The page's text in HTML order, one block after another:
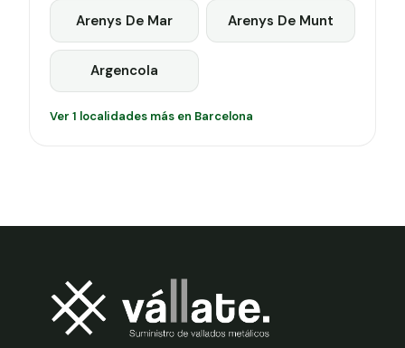
Arenys De Mar Arenys De Munt
Argencola
Ver 1 localidades más en Barcelona